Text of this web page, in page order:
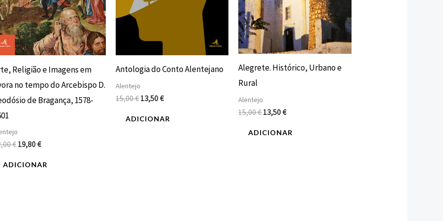
Religião e Imagens em
no tempo do Arcebispo D.
de Bragança, 1578-
€ 19,80€
ADICIONAR
Antologia do Conto Alentejano
Alentejo
15,00€ 13,50€
ADICIONAR
Alegrete. Histórico, Urbano e
Rural
Alentejo
15,00€13,50€
ADICIONAR